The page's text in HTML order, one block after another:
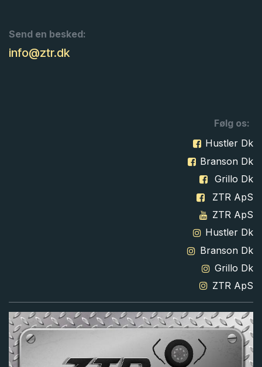
Send en besked:
info@ztr.dk
Følg os:
Hustler Dk
Branson Dk
Grillo Dk
ZTR ApS
ZTR ApS
Hustler Dk
Branson Dk
Grillo Dk
ZTR ApS